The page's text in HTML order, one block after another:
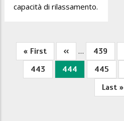
capacità di rilassamento.
Paginazione
Prima
pagina
« First
Pagina
precedente
‹‹ … Pagina
439
Pagina
443
Pagina
444 Pagina
445
Ultima
Last »